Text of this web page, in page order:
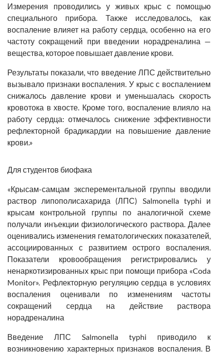
Измерения проводились у живых крыс с помощью
специального прибора. Также исследовалось, как
воспаление влияет на работу сердца, особенно на его
частоту сокращений при введении норадреналина —
вещества, которое повышает давление крови.
Результаты показали, что введение ЛПС действительно
вызывало признаки воспаления. У крыс с воспалением
снижалось давление крови и уменьшалась скорость
кровотока в хвосте. Кроме того, воспаление влияло на
работу сердца: отмечалось снижение эффективности
рефлекторной брадикардии на повышение давление
крови.»
Для студентов биофака
«Крысам-самцам эксперементальной группы вводили
раствор липополисахарида (ЛПС) Salmonella typhi и
крысам контрольной группы по аналогичной схеме
получали инъекции физиологического раствора. Далее
оценивались изменения гематологических показателей,
ассоциированных с развитием острого воспаления.
Показатели кровообращения регистрировались у
ненаркотизированных крыс при помощи прибора «Coda
Monitor». Рефлекторную регуляцию сердца в условиях
воспаления оценивали по изменениям частоты
сокращений сердца на действие раствора
норадреналина
Введение ЛПС Salmonella typhi приводило к
возникновению характерных признаков воспаления. В